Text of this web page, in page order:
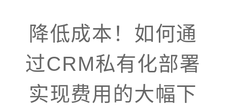
降低成本！如何通
过CRM私有化部署
实现费用的大幅下